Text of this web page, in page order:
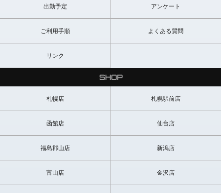
出勤予定 アンケート
ご利用手順 よくある質問
リンク
SHOP
札幌店 札幌駅前店
函館店 仙台店
福島郡山店 新潟店
富山店 金沢店